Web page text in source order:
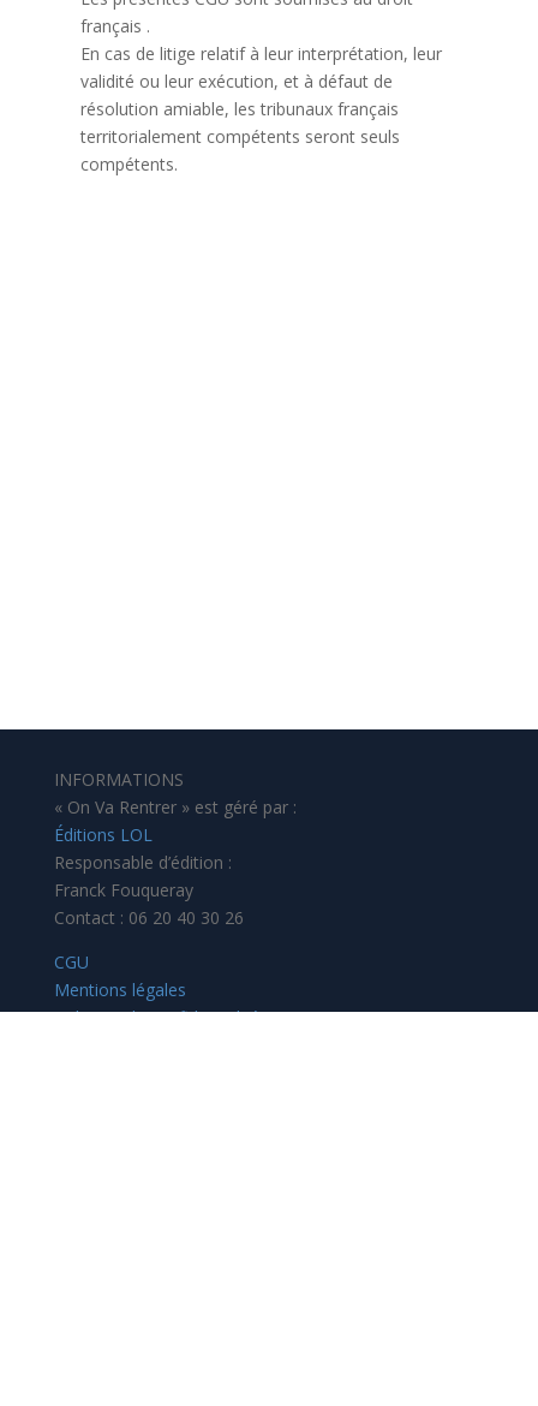
français .
En cas de litige relatif à leur interprétation, leur
validité ou leur exécution, et à défaut de
résolution amiable, les tribunaux français
territorialement compétents seront seuls
compétents.
INFORMATIONS
« On Va Rentrer » est géré par :
Éditions LOL
Responsable d’édition :
Franck Fouqueray
Contact : 06 20 40 30 26
CGU
Mentions légales
Politique de confidentialité